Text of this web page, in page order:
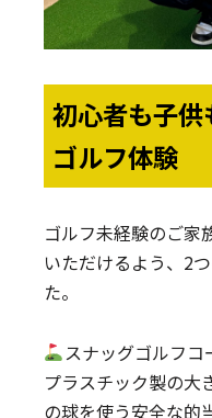
初心者も子
ゴルフ体験
ゴルフ未経験のご家
いただけるよう、2
た。
スナッグゴルフコ
プラスチック製の大
の球を使う安全な的